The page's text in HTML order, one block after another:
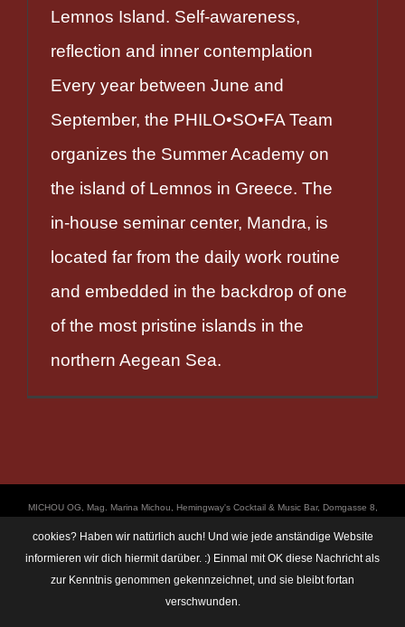
Lemnos Island. Self-awareness,
reflection and inner contemplation
Every year between June and
September, the PHILO•SO•FA Team
organizes the Summer Academy on
the island of Lemnos in Greece. The
in-house seminar center, Mandra, is
located far from the daily work routine
and embedded in the backdrop of one
of the most pristine islands in the
northern Aegean Sea.
ΜICHOU OG, Mag. Marina Michou, Hemingway's Cocktail & Music Bar, Domgasse 8,
https://linz.bar/marinamichou/ Telefon: 0650 6101820, E-Mail: hemingway@linz.bar,
Öffnungszeiten: Di - Do: 17:30 - 01:00 Uhr, Fr + Sa: 17:30 - 03:00 Uhr. Im Rahmen
unserer Veranstaltungen machen wir immer wieder mal Fotos und Videos. Das
Einverständnis unserer Gäste setzen wir dabei voraus. Sollte dem im Einzelfall nicht
cookies? Haben wir natürlich auch! Und wie jede anständige Website
informieren wir dich hiermit darüber. :) Einmal mit OK diese Nachricht als
zur Kenntnis genommen gekennzeichnet, und sie bleibt fortan
verschwunden.